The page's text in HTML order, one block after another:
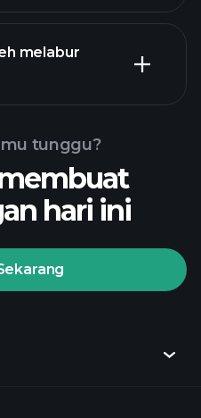
melabur
tunggu?
hari ini